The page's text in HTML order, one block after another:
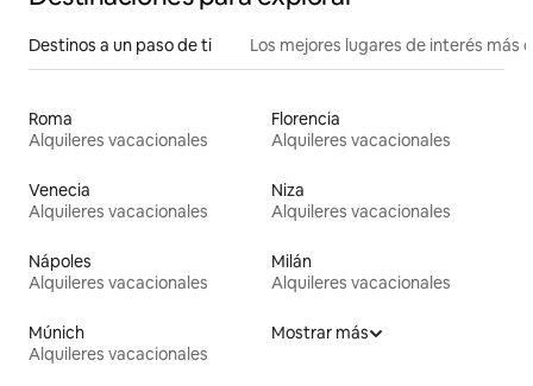
Destinos a un paso de ti Los mejores lugares de interés más
Roma
Alquileres vacacionales
Florencia
Alquileres vacacionales
Venecia
Alquileres vacacionales
Niza
Alquileres vacacionales
Nápoles
Alquileres vacacionales
Milán
Alquileres vacacionales
Múnich
Alquileres vacacionales
Mostrar más